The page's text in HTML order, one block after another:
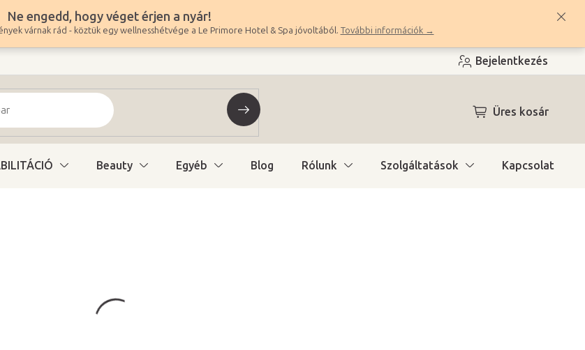
Ne engedd, hogy véget érjen a nyár!
várnak rád - köztük egy wellnesshétvége a Le Primore Hotel & Spa jóvoltából. További információk →
Bejelentkezés
KOSÁR
Üres kosár
Beauty Egyéb Blog Rólunk Szolgáltatások Kapcsolat